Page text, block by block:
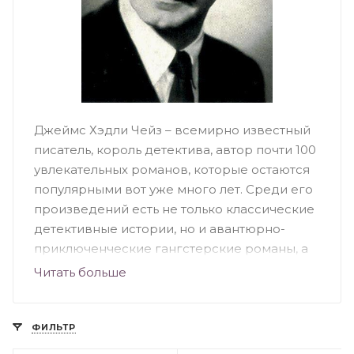
Джеймс Хэдли Чейз – всемирно известный
писатель, король детектива, автор почти 100
увлекательных романов, которые остаются
популярными вот уже много лет. Среди его
произведений есть не только классические
детективные истории, но и авантюрно-
приключенческие гангстерские романы, а
также увлекательные рассказы о
непременно стоит купить всем ценителям
Читать больше
ФИЛЬТР